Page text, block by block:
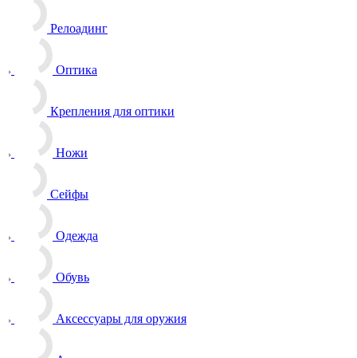
Релоадинг
Оптика
Крепления для оптики
Ножи
Сейфы
Одежда
Обувь
Аксессуары для оружия